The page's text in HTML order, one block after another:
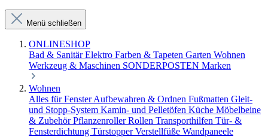
Menü schließen
ONLINESHOP
Bad & SanitärElektro Farben & Tapeten Garten Wohnen
Werkzeug & Maschinen SONDERPOSTEN Marken
Wohnen
Alles für FensterAufbewahren & Ordnen Fußmatten Gleit-
und Stopp-System Kamin- und Pelletöfen Küche Möbelbeine
& ZubehörPflanzenrollerRollen Transporthilfen Tür- &
Fensterdichtung TürstopperVerstellfüße Wandpaneele